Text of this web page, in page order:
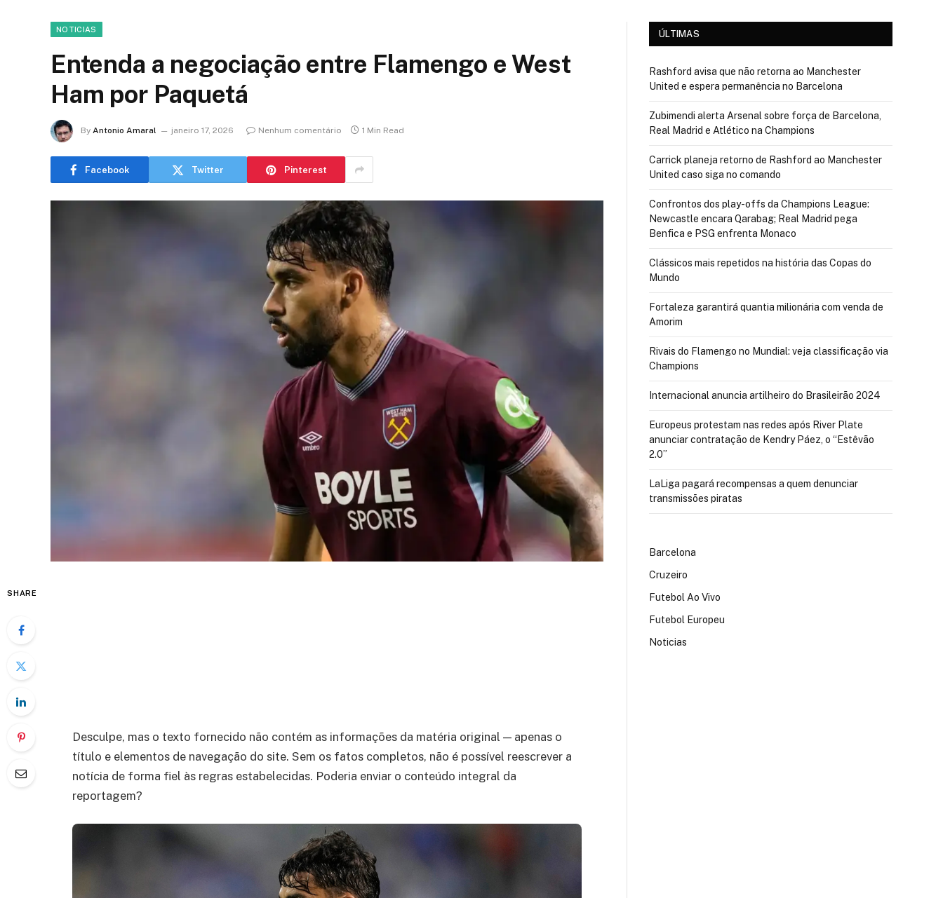
NOTICIAS
Entenda a negociação entre Flamengo e West
Ham por Paquetá
By Antonio Amaral janeiro 17, 2026 Nenhum comentário 1 Min Read
Facebook Twitter Pinterest
SHARE
Desculpe, mas o texto fornecido não contém as informações da matéria original — apenas o
título e elementos de navegação do site. Sem os fatos completos, não é possível reescrever a
notícia de forma fiel às regras estabelecidas. Poderia enviar o conteúdo integral da
reportagem?
ÚLTIMAS
Rashford avisa que não retorna ao Manchester
United e espera permanência no Barcelona
Zubimendi alerta Arsenal sobre força de Barcelona,
Real Madrid e Atlético na Champions
Carrick planeja retorno de Rashford ao Manchester
United caso siga no comando
Confrontos dos play-offs da Champions League:
Newcastle encara Qarabag; Real Madrid pega
Benfica e PSG enfrenta Monaco
Clássicos mais repetidos na história das Copas do
Mundo
Fortaleza garantirá quantia milionária com venda de
Amorim
Rivais do Flamengo no Mundial: veja classificação via
Champions
Internacional anuncia artilheiro do Brasileirão 2024
Europeus protestam nas redes após River Plate
anunciar contratação de Kendry Páez, o “Estêvão
2.0”
LaLiga pagará recompensas a quem denunciar
transmissões piratas
Barcelona
Cruzeiro
Futebol Ao Vivo
Futebol Europeu
Noticias